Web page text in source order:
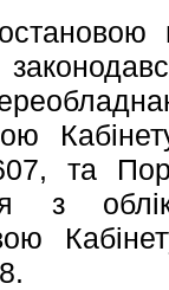
та
з